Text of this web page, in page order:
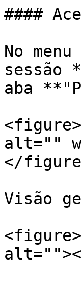
####
No
sessão
aba
alt=""
</
Visão